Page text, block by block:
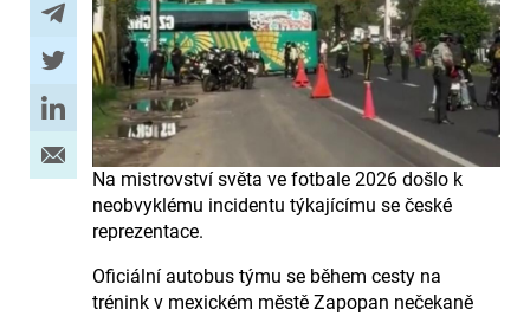
Na mistrovství světa ve fotbale 2026 došlo k
neobvyklému incidentu týkajícímu se české
reprezentace.
Oficiální autobus týmu se během cesty na
trénink v mexickém městě Zapopan nečekaně